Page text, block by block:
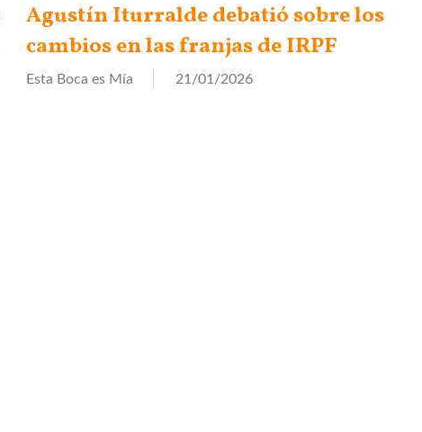
Agustín Iturralde debatió sobre los
cambios en las franjas de IRPF
Esta Boca es Mía 21/01/2026